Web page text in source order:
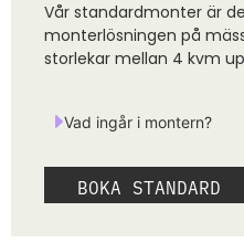
Vår standardmonter är
monterlösningen på
storlekar mellan 4 kvm
Vad ingår i montern?
BOKA STANDARD